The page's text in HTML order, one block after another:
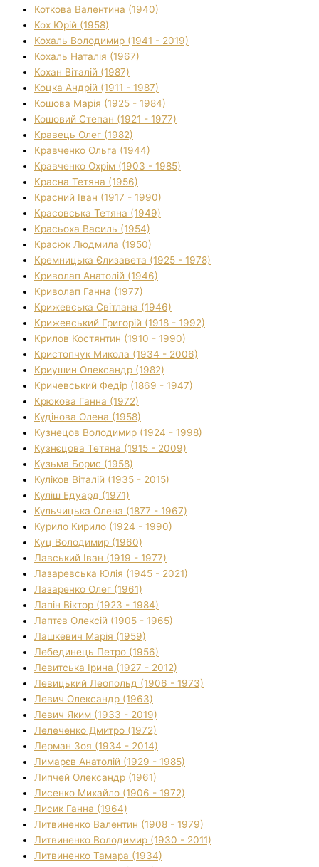
Коткова Валентина (1940)
Кох Юрій (1958)
Кохаль Володимир (1941 - 2019)
Кохаль Наталія (1967)
Кохан Віталій (1987)
Коцка Андрій (1911 - 1987)
Кошова Марія (1925 - 1984)
Кошовий Степан (1921 - 1977)
Кравець Олег (1982)
Кравченко Ольга (1944)
Кравченко Охрім (1903 - 1985)
Красна Тетяна (1956)
Красний Іван (1917 - 1990)
Красовська Тетяна (1949)
Красьоха Василь (1954)
Красюк Людмила (1950)
Кремницька Єлизавета (1925 - 1978)
Криволап Анатолій (1946)
Криволап Ганна (1977)
Крижевська Світлана (1946)
Крижевський Григорій (1918 - 1992)
Крилов Костянтин (1910 - 1990)
Кристопчук Микола (1934 - 2006)
Криушин Олександр (1982)
Кричевський Федір (1869 - 1947)
Крюкова Ганна (1972)
Кудінова Олена (1958)
Кузнецов Володимир (1924 - 1998)
Кузнєцова Тетяна (1915 - 2009)
Кузьма Борис (1958)
Куліков Віталій (1935 - 2015)
Куліш Едуард (1971)
Кульчицька Олена (1877 - 1967)
Курило Кирило (1924 - 1990)
Куц Володимир (1960)
Лавський Іван (1919 - 1977)
Лазаревська Юлія (1945 - 2021)
Лазаренко Олег (1961)
Лапін Віктор (1923 - 1984)
Лаптєв Олексій (1905 - 1965)
Лашкевич Марія (1959)
Лебединець Петро (1956)
Левитська Ірина (1927 - 2012)
Левицький Леопольд (1906 - 1973)
Левич Олександр (1963)
Левич Яким (1933 - 2019)
Лелеченко Дмитро (1972)
Лерман Зоя (1934 - 2014)
Лимарєв Анатолій (1929 - 1985)
Липчей Олександр (1961)
Лисенко Михайло (1906 - 1972)
Лисик Ганна (1964)
Литвиненко Валентин (1908 - 1979)
Литвиненко Володимир (1930 - 2011)
Литвиненко Тамара (1934)